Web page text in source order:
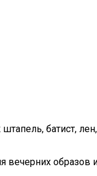
батист,
образов